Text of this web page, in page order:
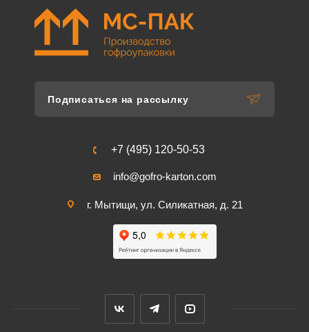
Подписаться на рассылку
+7 (495) 120-50-53
info@gofro-karton.com
г. Мытищи, ул. Силикатная, д. 21